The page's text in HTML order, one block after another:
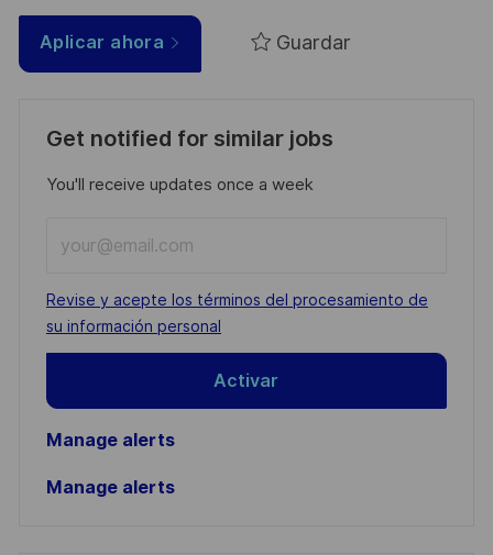
Aplicar ahora Guardar
Get notified for similar jobs
You'll receive updates once a week
Email
address
(Required)
Required
Revise y acepte los términos del procesamiento de
su información personal
Activar
Manage alerts
Manage alerts